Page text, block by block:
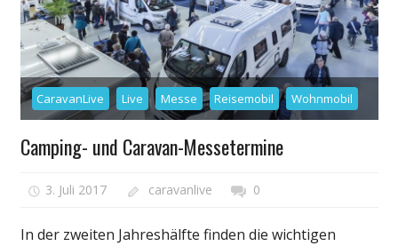
CaravanLive Live Messe Reisemobil Wohnmobil
Camping- und Caravan-Messetermine
3. Juli 2017 caravanlive 0
In der zweiten Jahreshälfte finden die wichtigen